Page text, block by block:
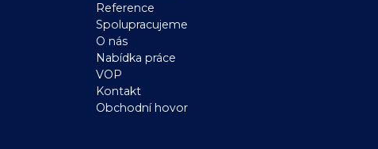
Reference
Spolupracujeme
O nás
Nabídka práce
VOP
Kontakt
Obchodní hovor